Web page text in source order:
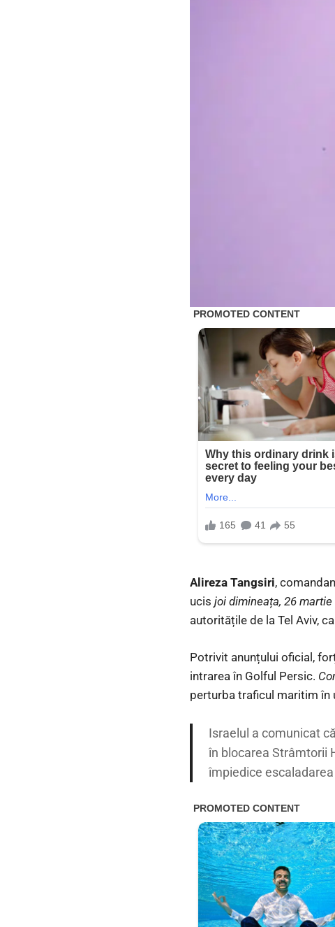
Alireza Tangsiri,
ucis joi dimineața, 26 martie
autoritățile de la Tel Aviv,
Potrivit anunțului oficial,
intrarea în Golful Persic.
perturba traficul maritim în
Israelul a comunicat
în blocarea Strâmtorii
împiedice